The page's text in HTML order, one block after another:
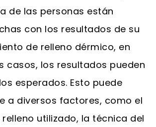
de las personas están
con los resultados de su
de relleno dérmico, en
casos, los resultados pueden
esperados. Esto puede
a diversos factores, como el
utilizado, la técnica del